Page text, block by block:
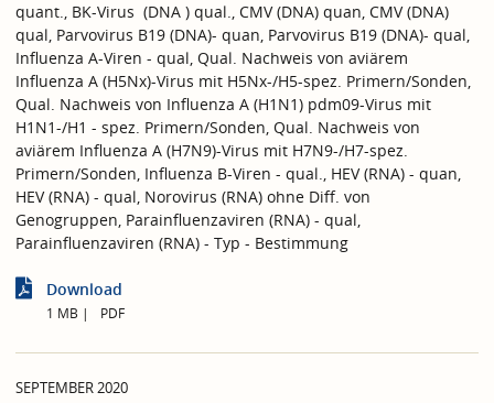
quant., BK-Virus (DNA ) qual., CMV (DNA) quan, CMV (DNA)
qual, Parvovirus B19 (DNA)- quan, Parvovirus B19 (DNA)- qual,
Influenza A-Viren - qual, Qual. Nachweis von aviärem
Influenza A (H5Nx)-Virus mit H5Nx-/H5-spez. Primern/Sonden,
Qual. Nachweis von Influenza A (H1N1) pdm09-Virus mit
H1N1-/H1 - spez. Primern/Sonden, Qual. Nachweis von
aviärem Influenza A (H7N9)-Virus mit H7N9-/H7-spez.
Primern/Sonden, Influenza B-Viren - qual., HEV (RNA) - quan,
HEV (RNA) - qual, Norovirus (RNA) ohne Diff. von
Genogruppen, Parainfluenzaviren (RNA) - qual,
Parainfluenzaviren (RNA) - Typ - Bestimmung
Download
1 MB PDF
SEPTEMBER 2020